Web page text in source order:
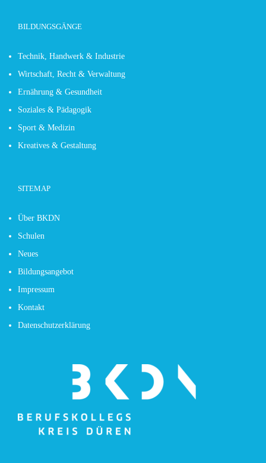
BILDUNGSGÄNGE
Technik, Handwerk & Industrie
Wirtschaft, Recht & Verwaltung
Ernährung & Gesundheit
Soziales & Pädagogik
Sport & Medizin
Kreatives & Gestaltung
SITEMAP
Über BKDN
Schulen
Neues
Bildungsangebot
Impressum
Kontakt
Datenschutzerklärung